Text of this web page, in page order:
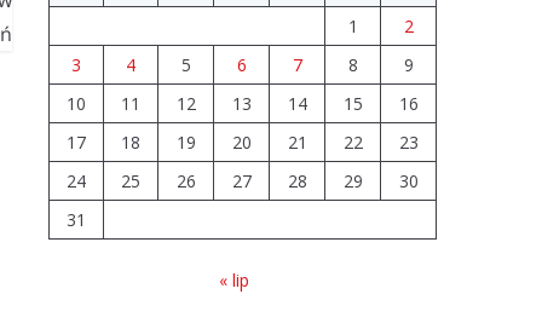
1
2
3
4 5 6 7 8
9
10
11 12 13 14 15
16
17
18 19 20 21 22
23
24
25 26 27 28 29
30
31
« lip